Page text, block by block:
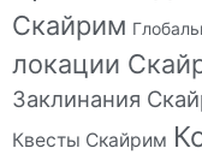
Скайрим
локации
Заклинания
Квесты Скайрим